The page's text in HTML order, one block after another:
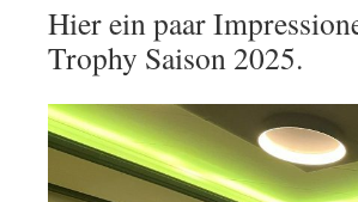
Hier ein paar
Trophy Saison 2025.